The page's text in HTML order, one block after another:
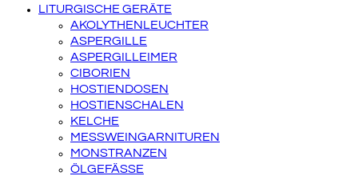
LITURGISCHE GERÄTE
AKOLYTHENLEUCHTER
ASPERGILLE
ASPERGILLEIMER
CIBORIEN
HOSTIENDOSEN
HOSTIENSCHALEN
KELCHE
MESSWEINGARNITUREN
MONSTRANZEN
ÖLGEFÄSSE